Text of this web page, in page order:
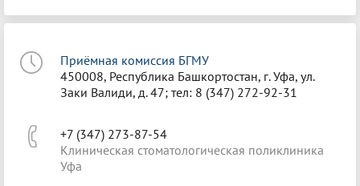
Приёмная комиссия БГМУ
450008, Республика Башкортостан, г. Уфа, ул.
Заки Валиди, д. 47; тел: 8 (347) 272-92-31
+7 (347) 273-87-54
Клиническая стоматологическая поликлиника
Уфа